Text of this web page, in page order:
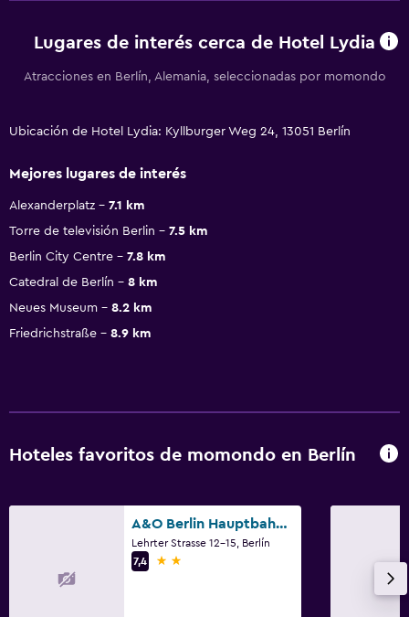
Lugares de interés cerca de Hotel Lydia
Atracciones en Berlín, Alemania, seleccionadas por momondo
Ubicación de Hotel Lydia: Kyllburger Weg 24, 13051 Berlín
Mejores lugares de interés
Alexanderplatz
7.1 km
Torre de televisión Berlin
7.5 km
Berlin City Centre
7.8 km
Catedral de Berlín
8 km
Neues Museum
8.2 km
Friedrichstraße
8.9 km
Hoteles favoritos de momondo en Berlín
A&O Berlin Hauptbahnhof
Lehrter Strasse 12-15, Berlín
7,4
2 estrellas